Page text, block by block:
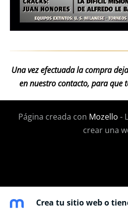
Una vez efectuada la compra
en nuestro contacto, para que
Página creada con Mozello -
crear una
Crea tu sitio web o